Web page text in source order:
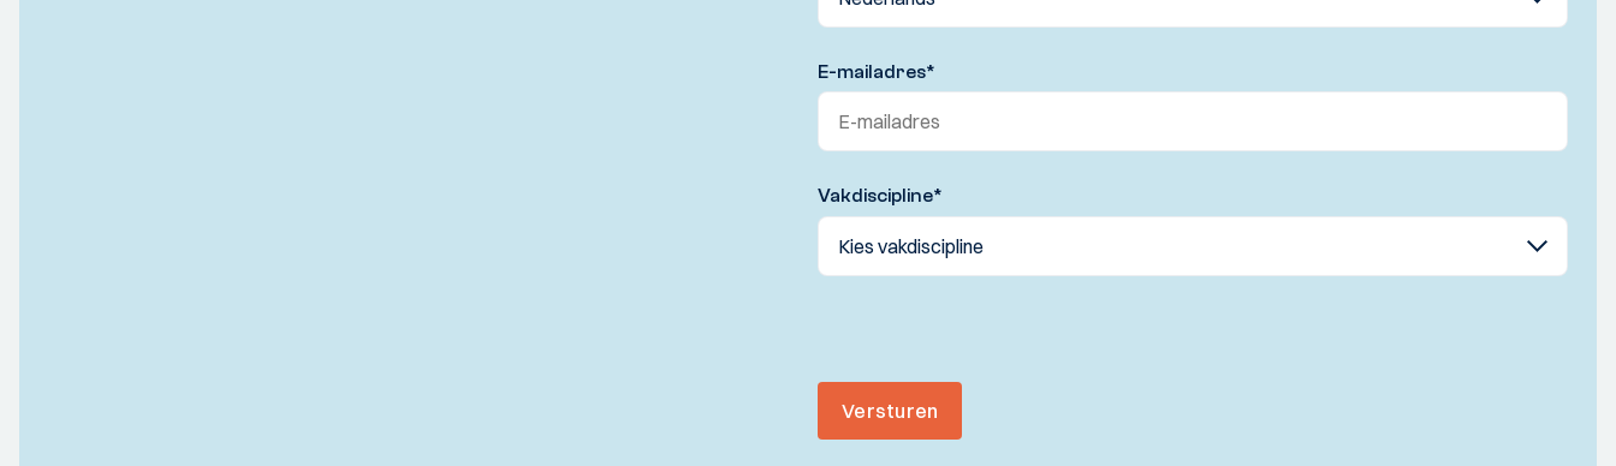
E-mailadres*
Vakdiscipline*
Versturen